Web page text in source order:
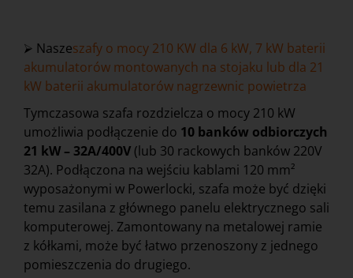
⮚ Naszeszafy o mocy 210 KW dla 6 kW, 7 kW baterii
akumulatorów montowanych na stojaku lub dla 21
kW baterii akumulatorów nagrzewnic powietrza
Tymczasowa szafa rozdzielcza o mocy 210 kW
umożliwia podłączenie do 10 banków odbiorczych
21 kW – 32A/400V (lub 30 rackowych banków 220V
32A). Podłączona na wejściu kablami 120 mm²
wyposażonymi w Powerlocki, szafa może być dzięki
temu zasilana z głównego panelu elektrycznego sali
komputerowej. Zamontowany na metalowej ramie
z kółkami, może być łatwo przenoszony z jednego
pomieszczenia do drugiego.